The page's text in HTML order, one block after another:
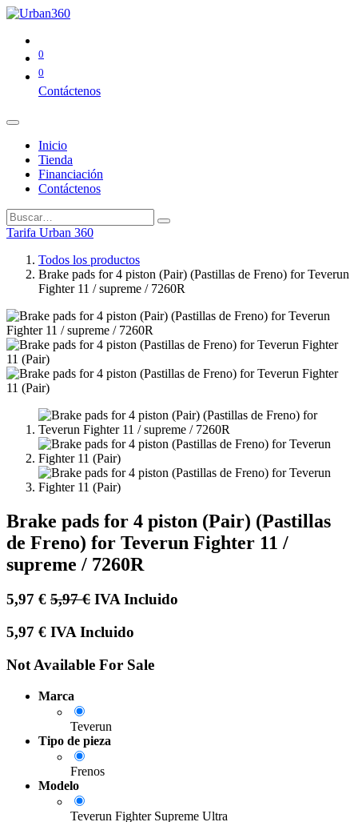
0
0
Contáctenos
Inicio
Tienda
Financiación
Contáctenos
Tarifa Urban 360
Todos los productos
Brake pads for 4 piston (Pair) (Pastillas de Freno) for Teverun
Fighter 11 / supreme / 7260R
Brake pads for 4 piston (Pair) (Pastillas
de Freno) for Teverun Fighter 11 /
supreme / 7260R
5,97 € 5,97€ IVA Incluido
5,97 € IVA Incluido
Not Available For Sale
Marca
Teverun
Tipo de pieza
Frenos
Modelo
Teverun Fighter Supreme Ultra